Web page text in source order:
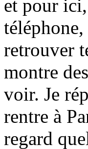
et pour
retrouver
montre
voir. Je
rentre à
regard